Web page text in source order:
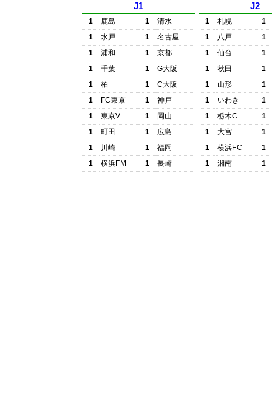
J1
1 鹿島 1
清水
1
水戸 1
名古屋
1
浦和 1
京都
1
千葉 1
G大阪
1
柏 1
C大阪
1
FC東京 1
神戸
1
東京V 1
岡山
1
町田 1
広島
1
川崎 1
福岡
1
横浜FM 1 長崎
J2
1 札幌
1
1
八戸
1
1
仙台
1
1
秋田
1
1
山形
1
1
いわき
1
1
栃木C
1
1
大宮
1
1
横浜FC
1
1
湘南 1